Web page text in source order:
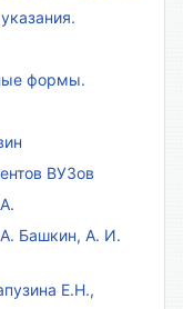
формы.
ВУЗов
Башкин, А. И.
Е.Н.,